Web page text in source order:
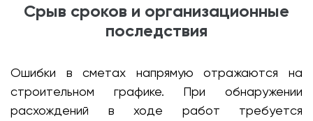
Срыв сроков и организационные
последствия
Ошибки в сметах напрямую отражаются на
строительном графике. При обнаружении
расхождений в ходе работ требуется